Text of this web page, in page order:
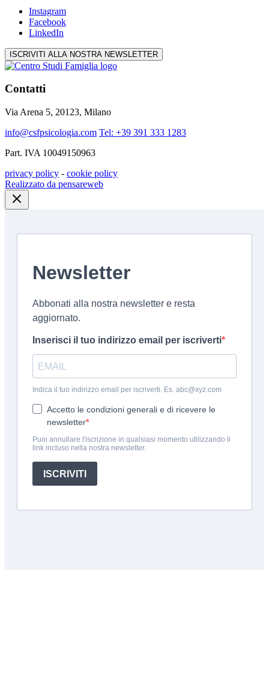
Instagram
Facebook
LinkedIn
ISCRIVITI ALLA NOSTRA NEWSLETTER
Contatti
Via Arena 5, 20123, Milano
info@csfpsicologia.com Tel: +39 391 333 1283
Part. IVA 10049150963
privacy policy - cookie policy
Realizzato da pensareweb